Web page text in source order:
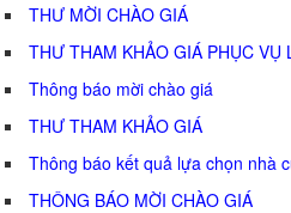
THƯ MỜI CHÀO GIÁ
THƯ THAM KHẢO GIÁ PHỤC VỤ
Thông báo mời chào giá
THƯ THAM KHẢO GIÁ
Thông báo kết quả lựa chọn nhà
THÔNG BÁO MỜI CHÀO GIÁ